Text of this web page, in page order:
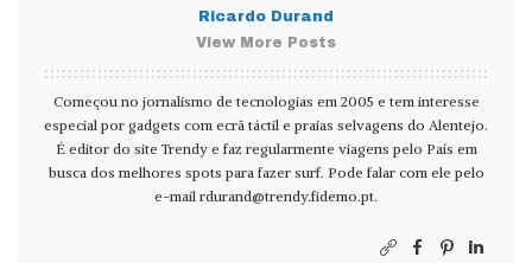
Ricardo Durand
View More Posts
Começou no jornalismo de tecnologias em 2005 e tem interesse
especial por gadgets com ecrã táctil e praias selvagens do Alentejo.
É editor do site Trendy e faz regularmente viagens pelo País em
busca dos melhores spots para fazer surf. Pode falar com ele pelo
e-mail rdurand@trendy.fidemo.pt.